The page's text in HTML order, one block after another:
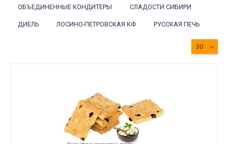
ОБЪЕДИНЕННЫЕ КОНДИТЕРЫ СЛАДОСТИ СИБИРИ
ДИЕЛЬ ЛОСИНО-ПЕТРОВСКАЯ КФ РУССКАЯ ПЕЧЬ
30